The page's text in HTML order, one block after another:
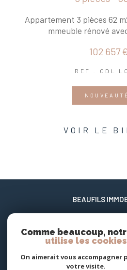
Appartement 3 pièces 62
mmeuble rénové
102 657 €
REF : CDL
NOUVEAUTÉ
VOIR LE
BEAUFILS
xavier@beaufils-
658 enclos des jasmins
34130 mauguio
Comme beaucoup,
utilise les cookies
On aimerait vous accompagner
votre visite.